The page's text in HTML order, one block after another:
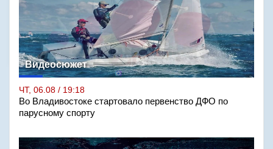
Видеосюжет
ЧТ, 06.08 / 19:18
Во Владивостоке стартовало первенство ДФО по
парусному спорту